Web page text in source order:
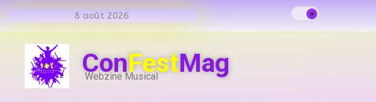
8 août 2026
ConFestMag
Webzine Musical